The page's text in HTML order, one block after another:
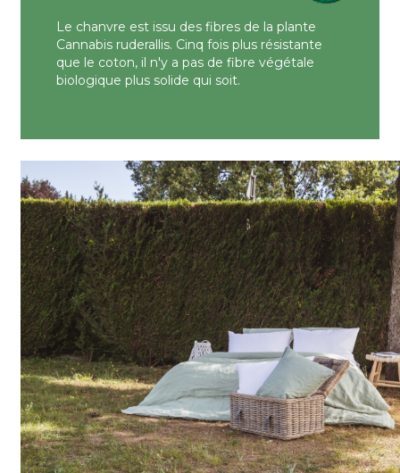
Le chanvre est issu des fibres de la plante
Cannabis ruderallis. Cinq fois plus résistante
que le coton, il n'y a pas de fibre végétale
biologique plus solide qui soit.